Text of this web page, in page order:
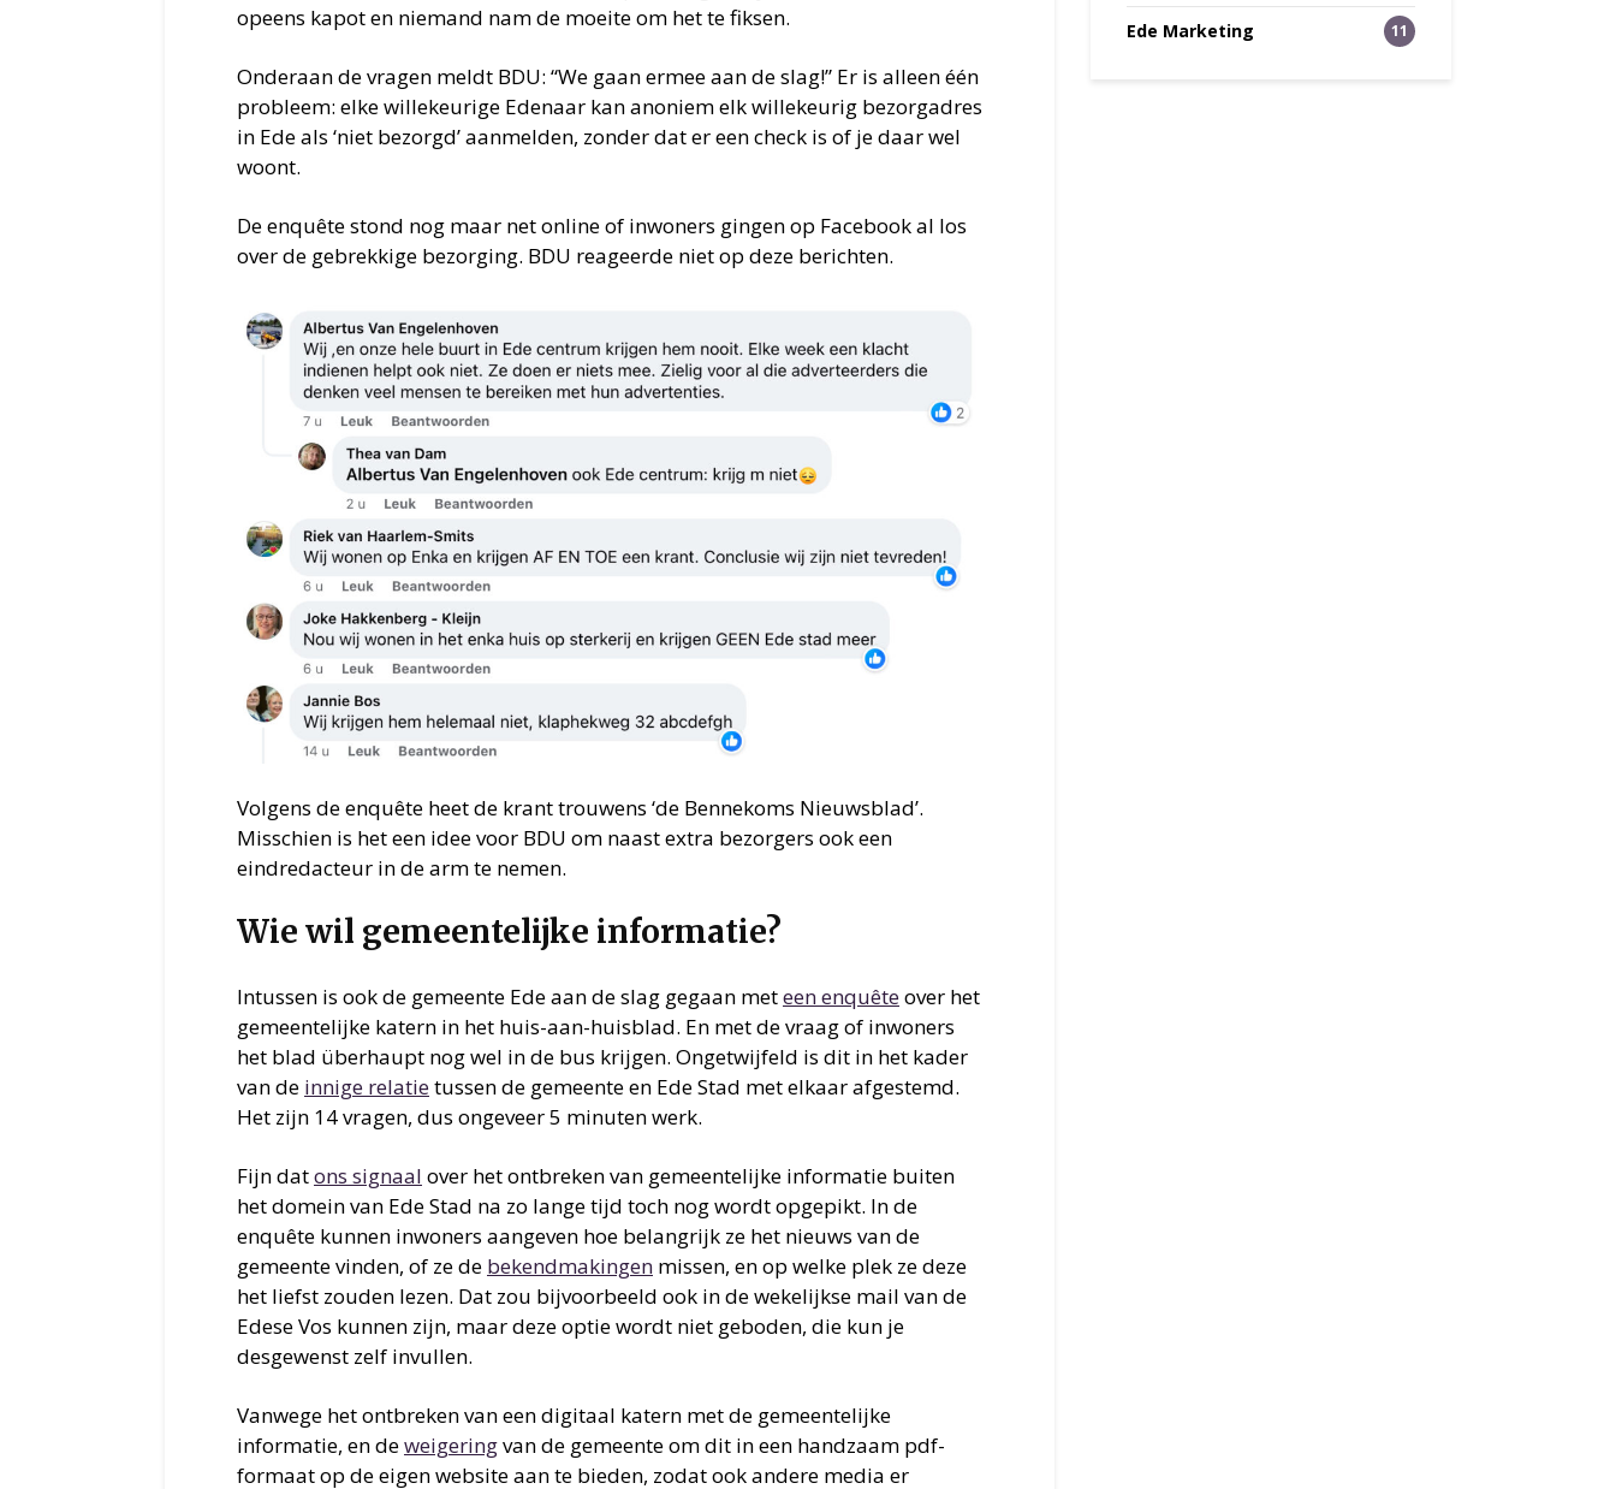
opeens kapot en niemand nam de moeite om het te fiksen.
Onderaan de vragen meldt BDU: “We gaan ermee aan de slag!” Er is alleen één
probleem: elke willekeurige Edenaar kan anoniem elk willekeurig bezorgadres
in Ede als ‘niet bezorgd’ aanmelden, zonder dat er een check is of je daar wel
woont.
De enquête stond nog maar net online of inwoners gingen op Facebook al los
over de gebrekkige bezorging. BDU reageerde niet op deze berichten.
Volgens de enquête heet de krant trouwens ‘de Bennekoms Nieuwsblad’.
Misschien is het een idee voor BDU om naast extra bezorgers ook een
eindredacteur in de arm te nemen.
Wie wil gemeentelijke informatie?
Intussen is ook de gemeente Ede aan de slag gegaan meteen enquêteover het
gemeentelijke katern in het huis-aan-huisblad. En met de vraag of inwoners
het blad überhaupt nog wel in de bus krijgen. Ongetwijfeld is dit in het kader
van de innige relatietussen de gemeente en Ede Stad met elkaar afgestemd.
Het zijn 14 vragen, dus ongeveer 5 minuten werk.
Fijn datons signaal over het ontbreken van gemeentelijke informatie buiten
het domein van Ede Stad na zo lange tijd toch nog wordt opgepikt. In de
enquête kunnen inwoners aangeven hoe belangrijk ze het nieuws van de
gemeente vinden, of ze de bekendmakingen missen, en op welke plek ze deze
het liefst zouden lezen. Dat zou bijvoorbeeld ook in de wekelijkse mail van de
Edese Vos kunnen zijn, maar deze optie wordt niet geboden, die kun je
desgewenst zelf invullen.
Vanwege het ontbreken van een digitaal katern met de gemeentelijke
informatie, en deweigeringvan de gemeente om dit in een handzaam pdf-
formaat op de eigen website aan te bieden, zodat ook andere media er
Ede Marketing 11